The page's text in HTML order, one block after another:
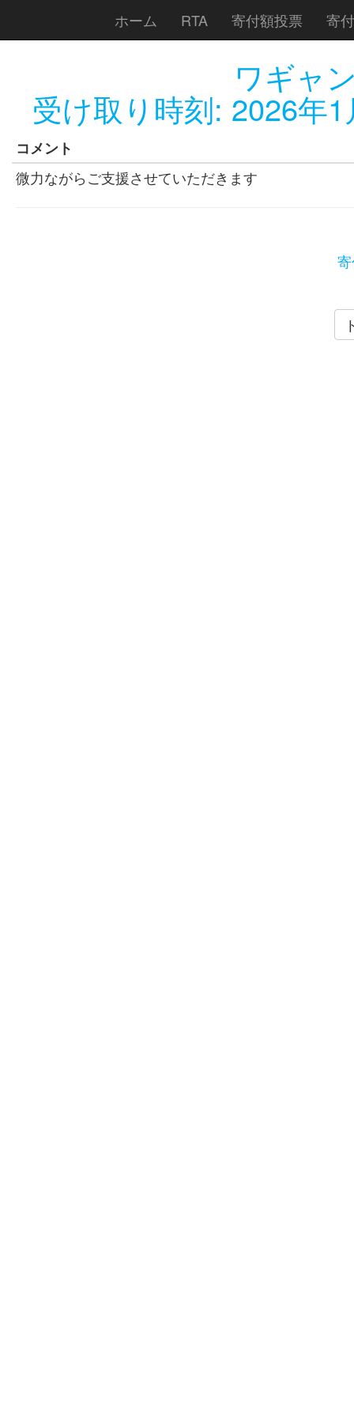
ホーム RTA 寄付額投票 寄
ワギャ
受け取り時刻: 2026年
コメント
微力ながらご支援させていただきます